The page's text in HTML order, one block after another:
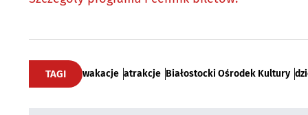
TAGI wakacje atrakcje Białostocki Ośrodek Kultury